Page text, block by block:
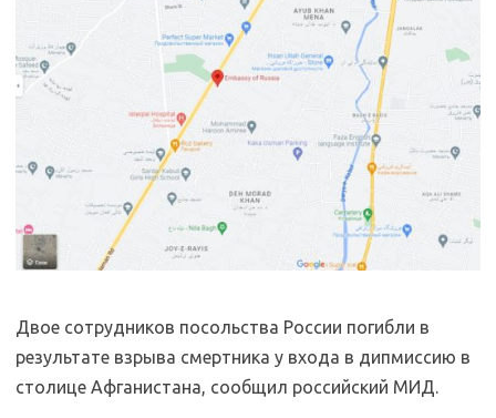
Двое сотрудников посольства России погибли в
результате взрыва смертника у входа в дипмиссию в
столице Афганистана, сообщил российский МИД.